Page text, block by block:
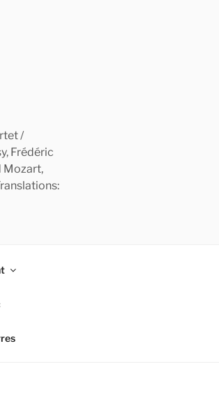
/
Frédéric
Mozart,